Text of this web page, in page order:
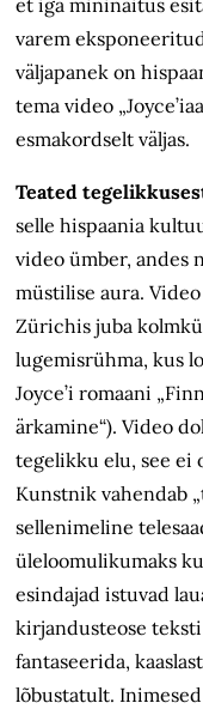
et iga mininäitus
varem
väljapanek on
tema video
esmakordselt väljas.
Teated
selle hispaania
video ümber, andes
müstilise aura.
Zürichis juba
lugemisrühma, kus
Joyce’i romaani
ärkamine“). Video
tegelikku elu, see ei
Kunstnik vahendab
sellenimeline
üleloomulikumaks
esindajad istuvad
kirjandusteose
fantaseerida,
lõbustatult.